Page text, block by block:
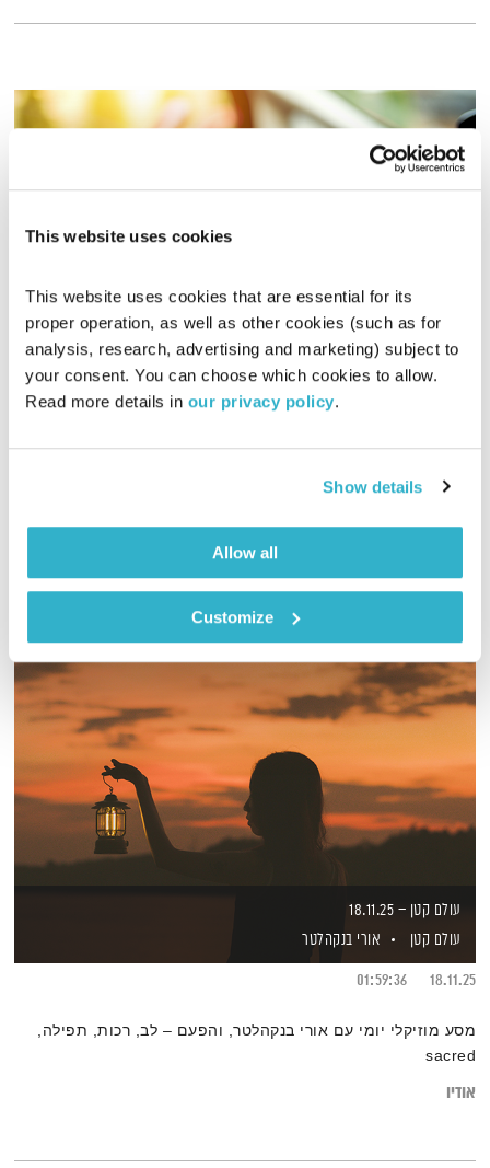
This website uses cookies
This website uses cookies that are essential for its
proper operation, as well as other cookies (such as for
analysis, research, advertising and marketing) subject to
your consent. You can choose which cookies to allow.
Read more details in our privacy policy.
Show details
Allow all
Customize
מנועים קדימה – 22.6.20
מנועים קדימה
גלית גורא-עיני
של גלית גורא-עיני
אודיו
עולם קטן – 18.11.25
עולם קטן
אורי בנקהלטר
18.11.25
01:59:36
מסע מוזיקלי יומי עם אורי בנקהלטר, והפעם – לב, רכות, תפילה,
sacred
אודיו